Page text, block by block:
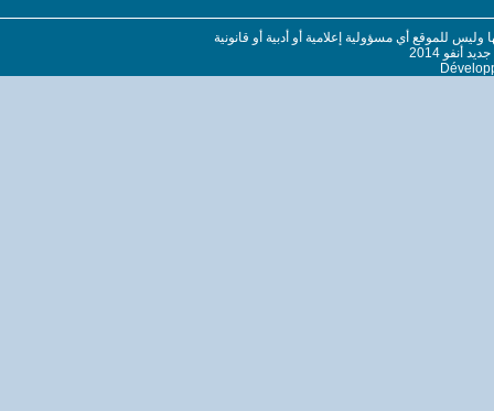
للموقع أي مسؤولية إعلامية أو أدبية أو قانونية
أنفو 2014